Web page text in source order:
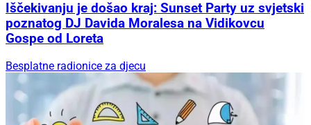
Iščekivanju je došao kraj: Sunset Party uz svjetski
poznatog DJ Davida Moralesa na Vidikovcu
Gospe od Loreta
Besplatne radionice za djecu